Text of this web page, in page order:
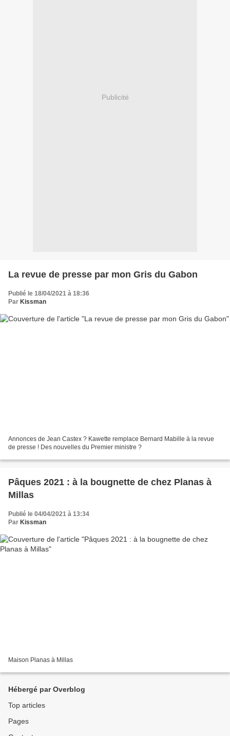
Publicité
La revue de presse par mon Gris du Gabon
Publié le 18/04/2021 à 18:36
Par Kissman
Annonces de Jean Castex ? Kawette remplace Bernard Mabille à la revue
de presse ! Des nouvelles du Premier ministre ?
Pâques 2021 : à la bougnette de chez Planas à
Millas
Publié le 04/04/2021 à 13:34
Par Kissman
Maison Planas à Millas
Hébergé par Overblog
Top articles
Pages